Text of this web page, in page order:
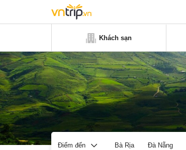
Khách sạn
Điểm đến Bà Rịa Đà Nẵng